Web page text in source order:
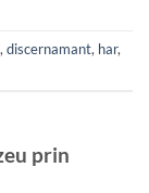
, discernamant, har,
prin